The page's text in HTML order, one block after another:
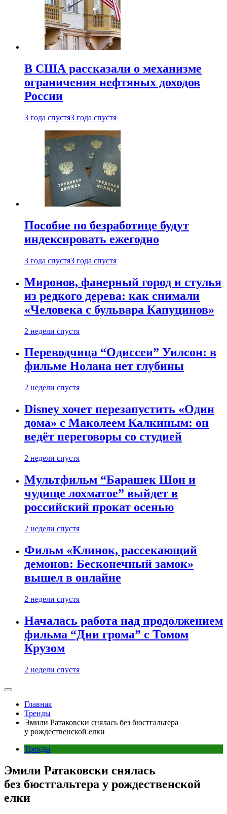
В США рассказали о механизме
ограничения нефтяных доходов
России
3 года спустя3 года спустя
Пособие по безработице будут
индексировать ежегодно
3 года спустя3 года спустя
Миронов, фанерный город и стулья
из редкого дерева: как снимали
«Человека с бульвара Капуцинов»
2 недели спустя
Переводчица “Одиссеи” Уилсон: в
фильме Нолана нет глубины
2 недели спустя
Disney хочет перезапустить «Один
дома» с Маколеем Калкиным: он
ведёт переговоры со студией
2 недели спустя
Мультфильм “Барашек Шон и
чудище лохматое” выйдет в
российский прокат осенью
2 недели спустя
Фильм «Клинок, рассекающий
демонов: Бесконечный замок»
вышел в онлайне
2 недели спустя
Началась работа над продолжением
фильма “Дни грома” с Томом
Крузом
2 недели спустя
Главная
Тренды
Эмили Ратаковски снялась без бюстгальтера
у рождественской елки
Тренды
Эмили Ратаковски снялась
без бюстгальтера у рождественской
елки